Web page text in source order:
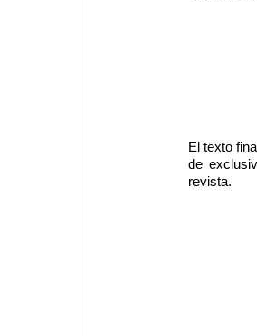
El texto
de
revista.